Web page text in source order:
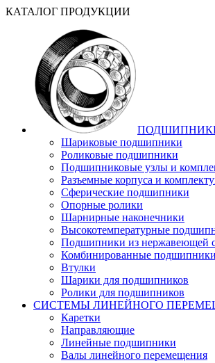
КАТАЛОГ ПРОДУКЦИИ
Шариковые подшипники
Роликовые подшипники
Подшипниковые узлы и
Разъемные корпуса и
Сферические подшипники
Опорные ролики
Шарнирные наконечники
Высокотемпературные
Подшипники из нержавеющей
Комбинированные подшипники
Втулки
Шарики для подшипников
Ролики для подшипников
СИСТЕМЫ ЛИНЕЙНОГО
Каретки
Направляющие
Линейные подшипники
Валы линейного перемещения